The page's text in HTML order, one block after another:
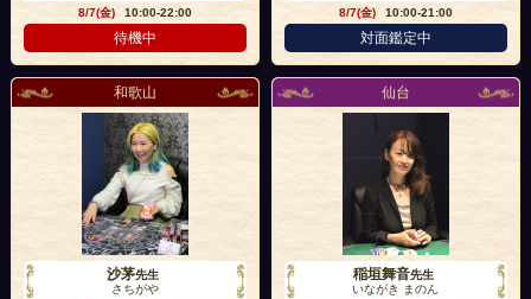
8/7(金)
10:00-22:00
待機中
8/7(金)
10:00-21:00
対面鑑定中
和歌山
沙茅先生
さちがや
仙台
稲垣舞音先生
いながき まのん